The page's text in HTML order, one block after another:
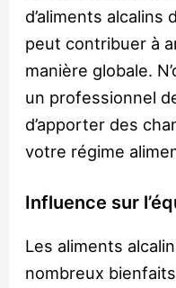
d’aliments
peut contribuer à
manière globale.
un professionnel
d’apporter des
votre régime
Influence sur
Les aliments
nombreux